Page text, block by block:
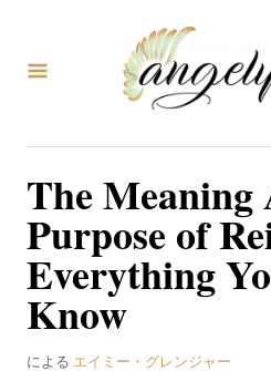
The Meaning
Purpose of
Everything
Know
による 著
エイミー・グレンジャー